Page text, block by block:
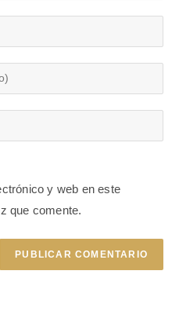
y web en este
que comente.